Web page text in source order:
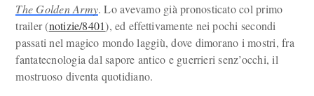
The Golden Army. Lo avevamo già pronosticato col primo
trailer (notizie/8401), ed effettivamente nei pochi secondi
passati nel magico mondo laggiù, dove dimorano i mostri, fra
fantatecnologia dal sapore antico e guerrieri senz’occhi, il
mostruoso diventa quotidiano.